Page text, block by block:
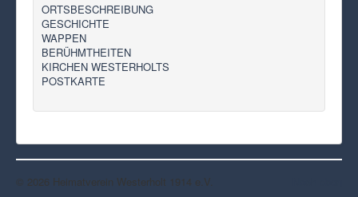
ORTSBESCHREIBUNG
GESCHICHTE
WAPPEN
BERÜHMTHEITEN
KIRCHEN WESTERHOLTS
POSTKARTE
© 2026 Heimatverein Westerholt 1914 e.V.